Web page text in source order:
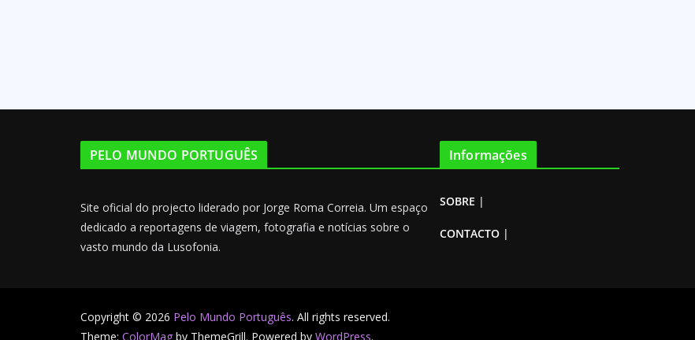
PELO MUNDO PORTUGUÊS
Site oficial do projecto liderado por Jorge Roma Correia. Um espaço
dedicado a reportagens de viagem, fotografia e notícias sobre o
vasto mundo da Lusofonia.
Informações
SOBRE |
CONTACTO |
Copyright © 2026 Pelo Mundo Português. All rights reserved.
Theme: ColorMag by ThemeGrill. Powered by WordPress.